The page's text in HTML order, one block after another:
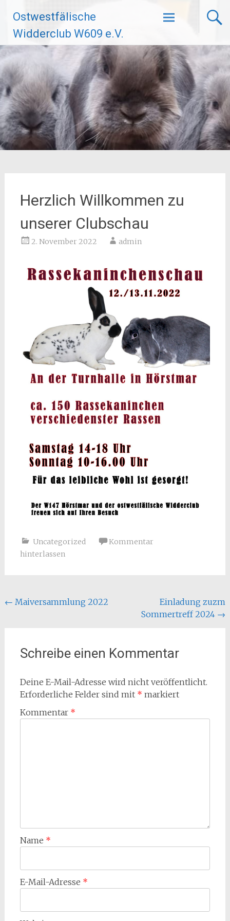
Inhalt
springen
Ostwestfälische
Widderclub W609 e.V.
Herzlich Willkommen zu
unserer Clubschau
2. November 2022 admin
Uncategorized
Kommentar
hinterlassen
Beitragsnavigation
← Maiversammlung 2022
Einladung zuzm
Sommertreff 2024 →
Schreibe einen Kommentar
Deine E-Mail-Adresse wird nicht veröffentlicht.
Erforderliche Felder sind mit * markiert
Kommentar *
Name *
E-Mail-Adresse *